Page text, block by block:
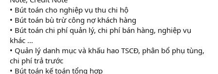
• Bút toán cho nghiệp vụ thu chi hộ
• Bút toán bù trừ công nợ khách hàng
• Bút toán chi phí quản lý, chi phí bán hàng, nghiệp vụ
khác …
• Quản lý danh mục và khấu hao TSCĐ, phân bổ phụ tùng,
chi phí trả trước
• Bút toán kế toán tổng hợp